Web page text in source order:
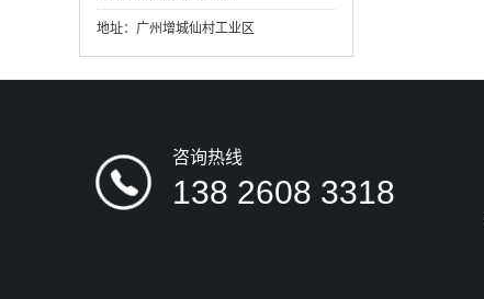
地址：广州增城仙村工业区
咨询热线
138 2608 3318